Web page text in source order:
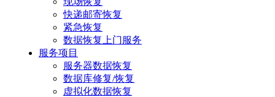
快递邮寄恢复
紧急恢复
数据恢复上门服务
服务项目
服务器数据恢复
数据库修复/恢复
虚拟化数据恢复